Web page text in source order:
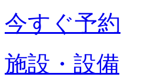
今すぐ予約
施設・設備